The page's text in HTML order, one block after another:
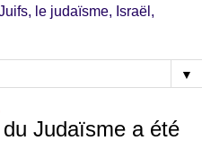
le judaïsme, Israël,
▼
Judaïsme a été